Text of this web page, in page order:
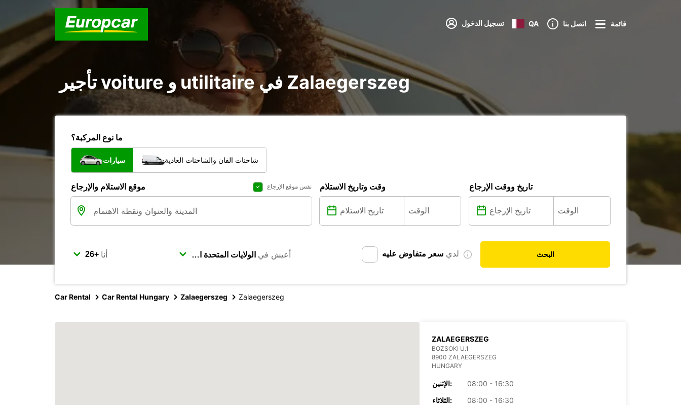
تسجيل الدخول QA اتصل بنا قائمة
تأجير voiture و utilitaire في Zalaegerszeg
ما نوع المركبة؟
سيارات شاحنات الفان والشاحنات العادية
موقع الاستلام والإرجاع نفس موقع الإرجاع وقت وتاريخ الاستلام تاريخ ووقت الإرجاع
أنا أعيش في لدي سعر متفاوض عليه البحث
Car Rental Car Rental Hungary Zalaegerszeg Zalaegerszeg
ZALAEGERSZEG
BOZSOKI U.1
8900 ZALAEGERSZEG
HUNGARY
الإثنين:
08:00 - 16:30
الثلاثاء:
08:00 - 16:30